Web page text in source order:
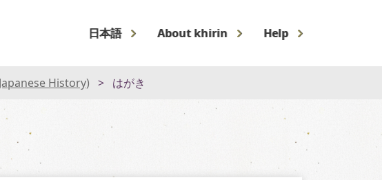
日本語 About khirin Help
History) はがき